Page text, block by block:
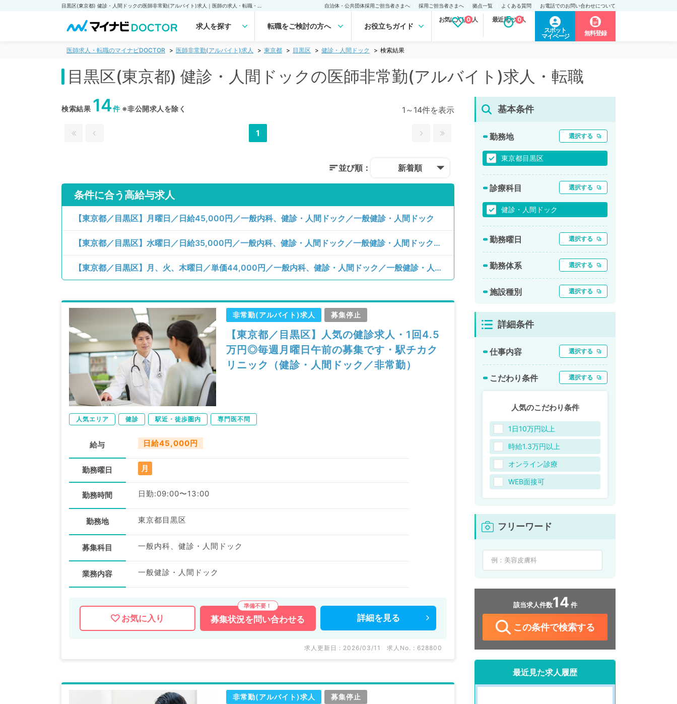
自治体・公共団体採用ご担当者さまへ 採用ご担当者さまへ 拠点一覧 よくある質問 お電話でのお問い合わせについて
求人を探す 転職をご検討の方へ お役立ちガイド
お気に入り求人
0 最近見た求人
0
スポット
マイページ
無料登録
医師求人・転職のマイナビDOCTOR 医師非常勤(アルバイト)求人 東京都 目黒区 健診・人間ドック 検索結果
目黒区(東京都) 健診・人間ドックの医師非常勤(アルバイト)求人・転職
検索結果 14件※非公開求人を除く 1～14件を表示
1
並び順： 新着順
条件に合う高給与求人
【東京都／目黒区】月曜日／日給45,000円／一般内科、健診・人間ドック／一般健診・人間ドック
【東京都／目黒区】水曜日／日給35,000円／一般内科、健診・人間ドック／一般健診・人間ドック、画像診断（一次読影）
【東京都／目黒区】月、火、木曜日／単価44,000円／一般内科、健診・人間ドック／一般健診・人間ドック
非常勤(アルバイト)求人 募集停止
【東京都／目黒区】人気の健診求人・1回4.5
万円◎毎週月曜日午前の募集です・駅チカク
リニック（健診・人間ドック／非常勤）
人気エリア 健診 駅近・徒歩圏内 専門医不問
給与 日給45,000円
勤務曜日 月
勤務時間 日勤:09:00〜13:00
勤務地 東京都目黒区
募集科目 一般内科、健診・人間ドック
業務内容 一般健診・人間ドック
お気に入り 募集状況を 問い合わせる 詳細を 見る
求人更新日 : 2026/03/11 求人No. : 628800
非常勤(アルバイト)求人 募集停止
基本条件
勤務地 選択する
東京都目黒区
診療科目 選択する
健診・人間ドック
勤務曜日 選択する
勤務体系 選択する
施設種別 選択する
詳細条件
仕事内容 選択する
こだわり条件 選択する
人気のこだわり条件
1日10万円以上
時給1.3万円以上
オンライン診療
WEB面接可
フリーワード
該当求人件数14 件
この条件で検索する
最近見た求人履歴